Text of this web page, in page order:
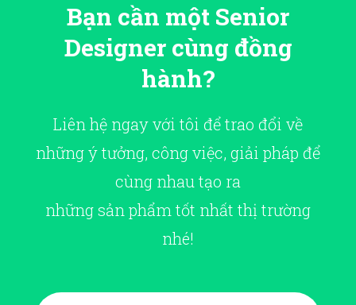
Bạn cần một Senior
Designer cùng đồng
hành?
Liên hệ ngay với tôi để trao đổi về
những ý tưởng, công việc, giải pháp để
cùng nhau tạo ra
những sản phẩm tốt nhất thị trường
nhé!